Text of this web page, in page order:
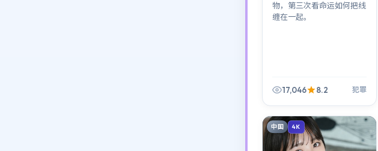
物，第三次看命运如何把线
缠在一起。
17,046 8.2 犯罪
中国 4K